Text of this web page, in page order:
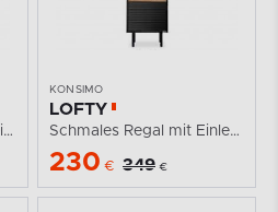
Vitrine auf hohen Holzbeinen mit Rillenfront im...
KONSIMO
LOFTY
Schmales Regal mit Einlegeböden im Loft-Stil
230 € 349 €